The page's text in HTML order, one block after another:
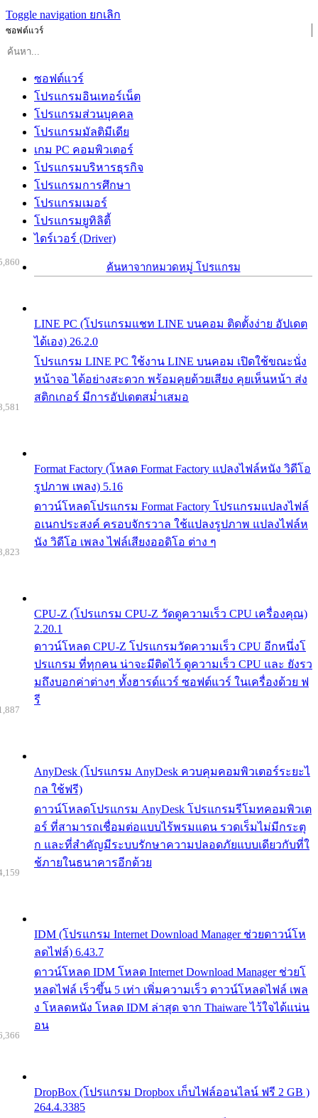
Toggle navigation ยกเลิก
ซอฟต์แวร์
ซอฟต์แวร์
โปรแกรมอินเทอร์เน็ต
โปรแกรมส่วนบุคคล
โปรแกรมมัลติมีเดีย
เกม PC คอมพิวเตอร์
โปรแกรมบริหารธุรกิจ
โปรแกรมการศึกษา
โปรแกรมเมอร์
โปรแกรมยูทิลิตี้
ไดร์เวอร์ (Driver)
ค้นหาจากหมวดหมู่ โปรแกรม
LINE PC (โปรแกรมแชท LINE บนคอม ติดตั้งง่าย อัปเดต
ได้เอง) 26.2.0
โปรแกรม LINE PC ใช้งาน LINE บนคอม เปิดใช้ขณะนั่ง
หน้าจอ ได้อย่างสะดวก พร้อมคุยด้วยเสียง คุยเห็นหน้า ส่ง
สติกเกอร์ มีการอัปเดตสม่ำเสมอ
Format Factory (โหลด Format Factory แปลงไฟล์หนัง วิดีโอ
รูปภาพ เพลง) 5.16
ดาวน์โหลดโปรแกรม Format Factory โปรแกรมแปลงไฟล์
อเนกประสงค์ ครอบจักรวาล ใช้แปลงรูปภาพ แปลงไฟล์ห
นัง วิดีโอ เพลง ไฟล์เสียงออดิโอ ต่าง ๆ
CPU-Z (โปรแกรม CPU-Z วัดดูความเร็ว CPU เครื่องคุณ)
2.20.1
ดาวน์โหลด CPU-Z โปรแกรมวัดความเร็ว CPU อีกหนึ่งโ
ปรแกรม ที่ทุกคน น่าจะมีติดไว้ ดูความเร็ว CPU และ ยังรว
มถึงบอกค่าต่างๆ ทั้งฮารด์แวร์ ซอฟต์แวร์ ในเครื่องด้วย ฟ
รี
AnyDesk (โปรแกรม AnyDesk ควบคุมคอมพิวเตอร์ระยะไ
กล ใช้ฟรี)
ดาวน์โหลดโปรแกรม AnyDesk โปรแกรมรีโมทคอมพิวเต
อร์ ที่สามารถเชื่อมต่อแบบไร้พรมแดน รวดเร็มไม่มีกระตุ
ก และที่สำคัญมีระบบรักษาความปลอดภัยแบบเดียวกับที่ใ
ช้ภายในธนาคารอีกด้วย
IDM (โปรแกรม Internet Download Manager ช่วยดาวน์โห
ลดไฟล์) 6.43.7
ดาวน์โหลด IDM โหลด Internet Download Manager ช่วยโ
หลดไฟล์ เร็วขึ้น 5 เท่า เพิ่มความเร็ว ดาวน์โหลดไฟล์ เพล
ง โหลดหนัง โหลด IDM ล่าสุด จาก Thaiware ไว้ใจได้แน่น
อน
DropBox (โปรแกรม Dropbox เก็บไฟล์ออนไลน์ ฟรี 2 GB )
264.4.3385